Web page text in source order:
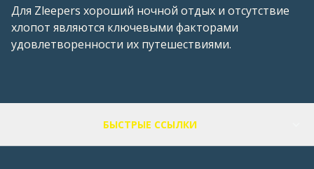
Для Zleepers хороший ночной отдых и отсутствие
хлопот являются ключевыми факторами
удовлетворенности их путешествиями.
БЫСТРЫЕ ССЫЛКИ